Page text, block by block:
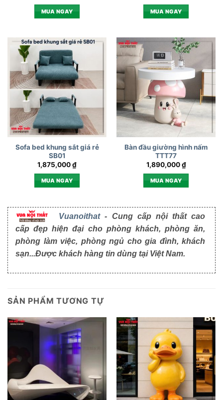
MUA NGAY MUA NGAY
Sofa bed khung sắt giá rẻ
SB01
1,875,000₫
MUA NGAY
Bàn đầu giường hình nấm
TTT77
1,890,000₫
MUA NGAY
Vuanoithat- Cung cấp nội thất cao
cấp đẹp hiện đại cho phòng khách, phòng ăn,
phòng làm việc, phòng ngủ cho gia đình, khách
sạn...Được khách hàng tin dùng tại Việt Nam.
SẢN PHẨM TƯƠNG TỰ